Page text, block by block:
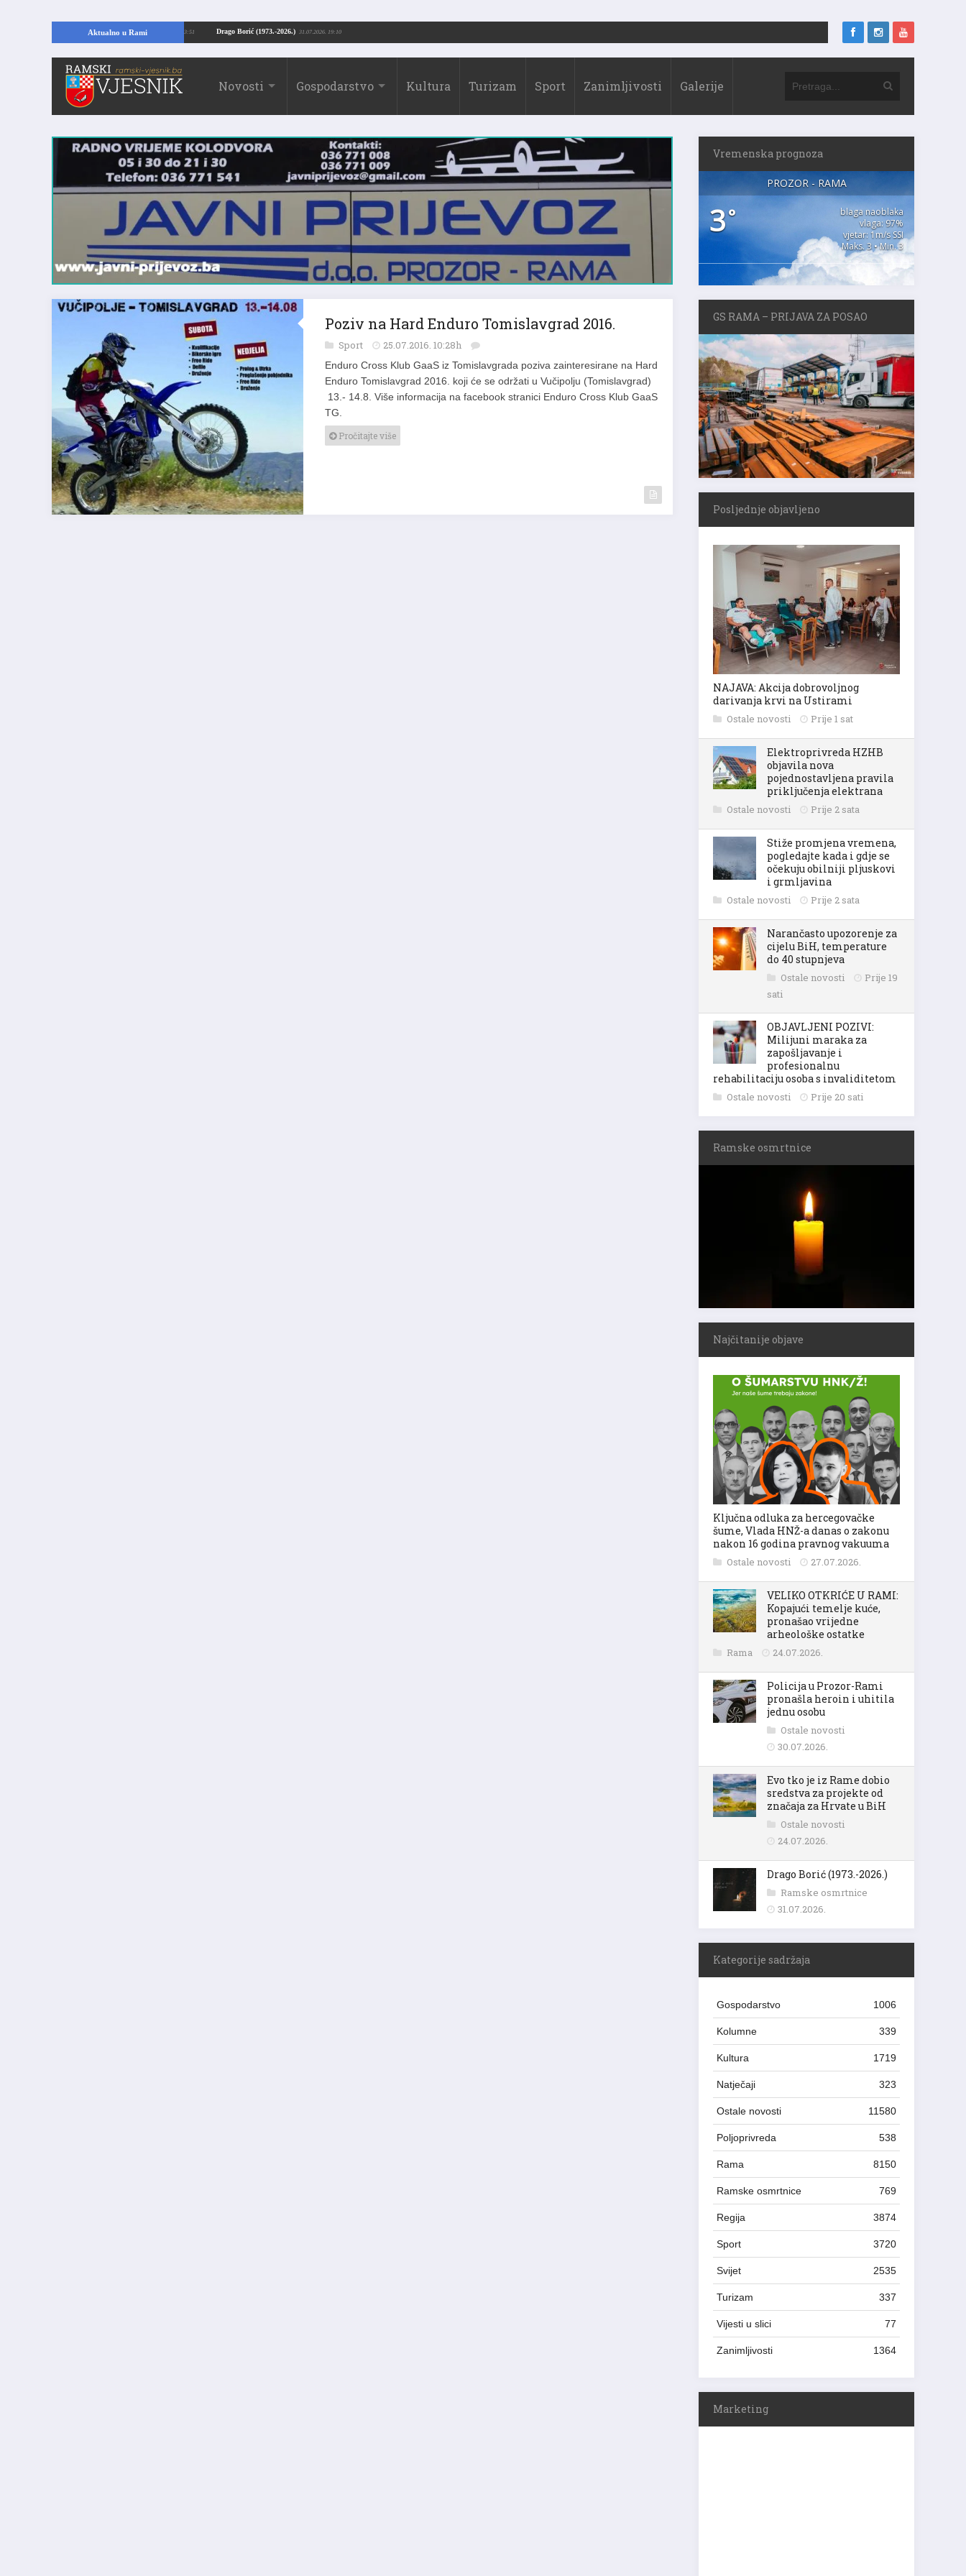
Aktualno u Rami Drago Borić (1973.-2026.) 31.07.2026. 19:10
temelje kuće, pronašao vrijedne arheološke ostatke 24.07.2026. 13:51
Novosti Gospodarstvo Kultura Turizam Sport Zanimljivosti Galerije
Poziv na Hard Enduro Tomislavgrad 2016.
Enduro Tomislavgrad 2016. koji će se održati u Vučipolju (Tomislavgrad)
13.- 14.8. Više informacija na facebook stranici Enduro Cross Klub GaaS
Pročitajte više
Vremenska prognoza
PROZOR - RAMA
3°
blaga naoblaka
vlaga: 97%
vjetar: 1m/s SSI
Maks. 3 • Min. 3
GS RAMA – PRIJAVA ZA POSAO
Posljednje objavljeno
NAJAVA: Akcija dobrovoljnog
darivanja krvi na Ustirami
Ostale novosti Prije 1 sat
Elektroprivreda HZHB
objavila nova
pojednostavljena pravila
priključenja elektrana
Ostale novosti Prije 2 sata
Stiže promjena vremena,
pogledajte kada i gdje se
očekuju obilniji pljuskovi
i grmljavina
Ostale novosti Prije 2 sata
Narančasto upozorenje za
cijelu BiH, temperature
do 40 stupnjeva
Ostale novosti
Prije 19
sati
OBJAVLJENI POZIVI:
Milijuni maraka za
zapošljavanje i
profesionalnu
rehabilitaciju osoba s invaliditetom
Ostale novosti Prije 20 sati
Ramske osmrtnice
Najčitanije objave
Ključna odluka za hercegovačke
šume, Vlada HNŽ-a danas o zakonu
nakon 16 godina pravnog vakuuma
Ostale novosti 27.07.2026.
VELIKO OTKRIĆE U RAMI:
Kopajući temelje kuće,
pronašao vrijedne
arheološke ostatke
Rama 24.07.2026.
Policija u Prozor-Rami
pronašla heroin i uhitila
jednu osobu
Ostale novosti
30.07.2026.
Evo tko je iz Rame dobio
sredstva za projekte od
značaja za Hrvate u BiH
Ostale novosti
24.07.2026.
Drago Borić (1973.-2026.)
Ramske osmrtnice
31.07.2026.
Kategorije sadržaja
Gospodarstvo 1006
Kolumne 339
Kultura 1719
Natječaji 323
Ostale novosti 11580
Poljoprivreda 538
Rama 8150
Ramske osmrtnice 769
Regija 3874
Sport 3720
Svijet 2535
Turizam 337
Vijesti u slici 77
Zanimljivosti 1364
Marketing